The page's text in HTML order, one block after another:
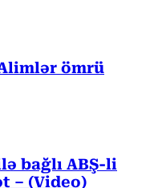
ömrü
bağlı ABŞ-li
– (Video)